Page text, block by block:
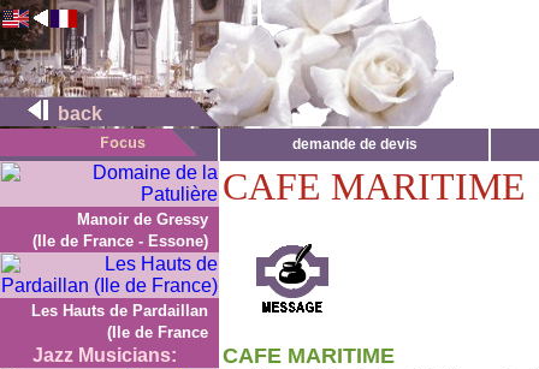
back
demande de devis
Manoir de Gressy
(Ile de France - Essone)
Les Hauts de Pardaillan
(Ile de France
Jazz Musicians:
CAFE MARITIME
CAFE MARITIME